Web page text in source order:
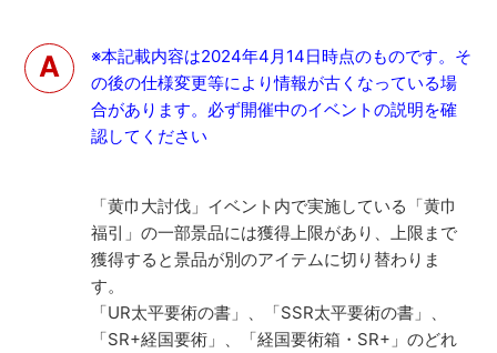
※本記載内容は2024年4月14日時点のものです。そ
の後の仕様変更等により情報が古くなっている場
合があります。必ず開催中のイベントの説明を確
認してください
「黄巾大討伐」イベント内で実施している「黄巾
福引」の一部景品には獲得上限があり、上限まで
獲得すると景品が別のアイテムに切り替わりま
す。
「UR太平要術の書」、「SSR太平要術の書」、
「SR+経国要術」、「経国要術箱・SR+」のどれ